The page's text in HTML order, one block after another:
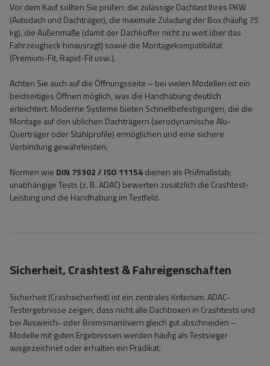
Vor dem Kauf sollten Sie prüfen: die zulässige Dachlast Ihres PKW
(Autodach und Dachträger), die maximale Zuladung der Box (häufig 75
kg), die Außenmaße (damit der Dachkoffer nicht zu weit über das
Fahrzeugheck hinausragt) sowie die Montagekompatibilität
(Premium-Fit, Rapid-Fit usw.).
Achten Sie auch auf die Öffnungsseite – bei vielen Modellen ist ein
beidseitiges Öffnen möglich, was die Handhabung deutlich
erleichtert. Moderne Systeme bieten Schnellbefestigungen, die die
Montage auf den üblichen Dachträgern (aerodynamische Alu-
Querträger oder Stahlprofile) ermöglichen und eine sichere
Verbindung gewährleisten.
Normen wie DIN 75302 / ISO 11154dienen als Prüfmaßstab;
unabhängige Tests (z. B. ADAC) bewerten zusätzlich die Crashtest-
Leistung und die Handhabung im Testfeld.
Sicherheit, Crashtest & Fahreigenschaften
Sicherheit (Crashsicherheit) ist ein zentrales Kriterium. ADAC-
Testergebnisse zeigen, dass nicht alle Dachboxen in Crashtests und
bei Ausweich- oder Bremsmanövern gleich gut abschneiden –
Modelle mit guten Ergebnissen werden häufig als Testsieger
ausgezeichnet oder erhalten ein Prädikat.